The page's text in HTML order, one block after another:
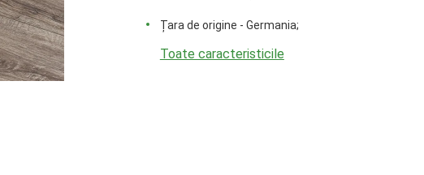
Țara de origine - Germania;
Toate caracteristicile